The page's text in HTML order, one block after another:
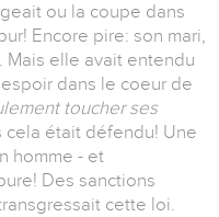
ou la coupe dans
Encore pire: son mari,
Mais elle avait entendu
dans le coeur de
toucher ses
cela était défendu! Une
homme - et
Des sanctions
cette loi.